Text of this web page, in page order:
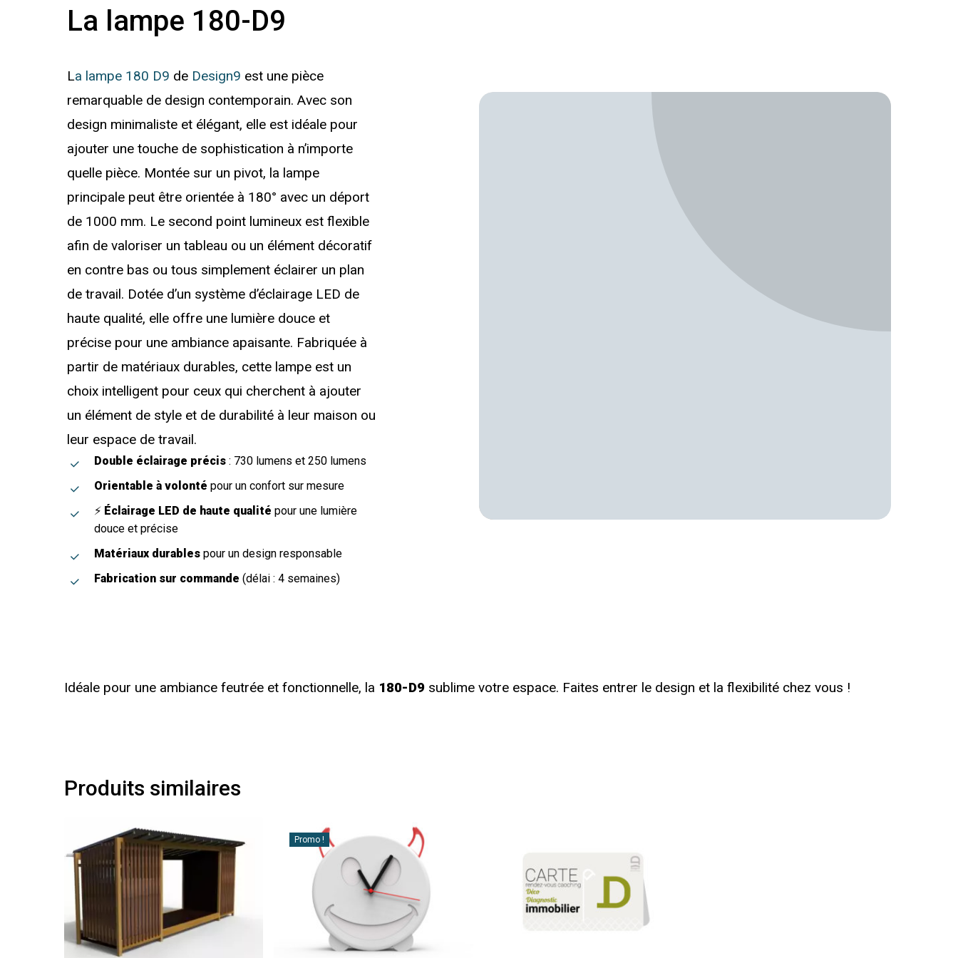
La lampe 180-D9
La lampe 180 D9 de Design9 est une pièce
remarquable de design contemporain. Avec son
design minimaliste et élégant, elle est idéale pour
ajouter une touche de sophistication à n’importe
quelle pièce. Montée sur un pivot, la lampe
principale peut être orientée à 180° avec un déport
de 1000 mm. Le second point lumineux est flexible
afin de valoriser un tableau ou un élément décoratif
en contre bas ou tous simplement éclairer un plan
de travail. Dotée d’un système d’éclairage LED de
haute qualité, elle offre une lumière douce et
précise pour une ambiance apaisante. Fabriquée à
partir de matériaux durables, cette lampe est un
choix intelligent pour ceux qui cherchent à ajouter
un élément de style et de durabilité à leur maison ou
leur espace de travail.
Double éclairage précis : 730 lumens et 250 lumens
Orientable à volonté pour un confort sur mesure
⚡ Éclairage LED de haute qualité pour une lumière
douce et précise
Matériaux durables pour un design responsable
Fabrication sur commande (délai : 4 semaines)
Idéale pour une ambiance feutrée et fonctionnelle, la 180-D9 sublime votre espace. Faites entrer le design et la flexibilité chez vous !
Produits similaires
Promo !